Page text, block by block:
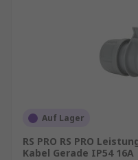
Auf Lager
RS PRO RS PRO
Kabel Gerade IP54 16A